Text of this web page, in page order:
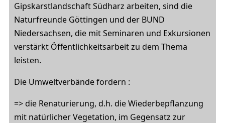
Gipskarstlandschaft Südharz arbeiten, sind die
Naturfreunde Göttingen und der BUND
Niedersachsen, die mit Seminaren und Exkursionen
verstärkt Öffentlichkeitsarbeit zu dem Thema
leisten.
Die Umweltverbände fordern :
=> die Renaturierung, d.h. die Wiederbepflanzung
mit natürlicher Vegetation, im Gegensatz zur